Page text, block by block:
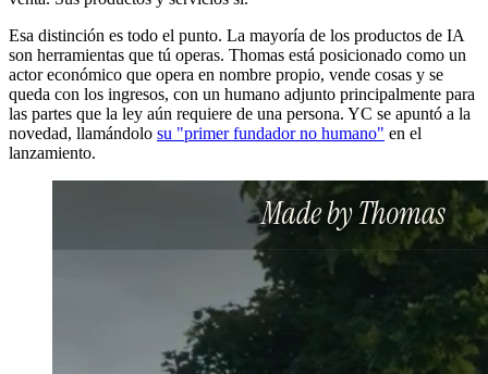
Esa distinción es todo el punto. La mayoría de los productos de IA
son herramientas que tú operas. Thomas está posicionado como un
actor económico que opera en nombre propio, vende cosas y se
queda con los ingresos, con un humano adjunto principalmente para
las partes que la ley aún requiere de una persona. YC se apuntó a la
novedad, llamándolo su "primer fundador no humano" en el
lanzamiento.